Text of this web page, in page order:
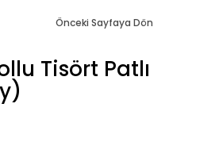
Önceki Sayfaya Dön
Tisört Patlı